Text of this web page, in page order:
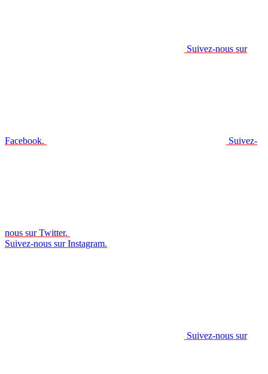
Suivez-nous sur
Facebook. Suivez-
nous sur Twitter.
Suivez-nous sur Instagram.
Suivez-nous sur